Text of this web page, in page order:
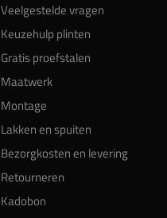
Veelgestelde vragen
Keuzehulp plinten
Gratis proefstalen
Maatwerk
Montage
Lakken en spuiten
Bezorgkosten en levering
Retourneren
Kadobon